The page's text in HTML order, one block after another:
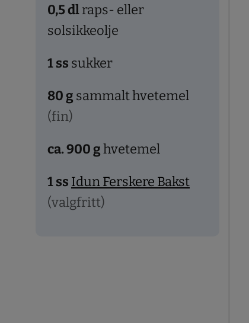
0,5dlraps- eller
solsikkeolje
1ss sukker
80g sammalt hvetemel
(fin)
ca. 900ghvetemel
1ss Idun Ferskere Bakst
(valgfritt)